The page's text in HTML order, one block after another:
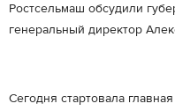
Ростсельмаш обсудили
генеральный директор
Сегодня стартовала